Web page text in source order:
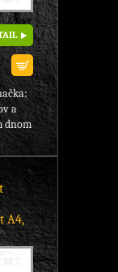
a
dnom
A4,